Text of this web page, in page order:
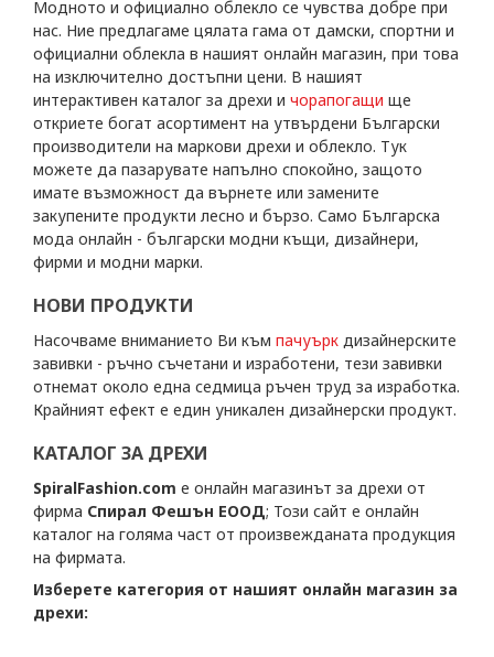
Модното и официално облекло се чувства добре при
нас. Ние предлагаме цялата гама от дамски, спортни и
официални облекла в нашият онлайн магазин, при това
на изключително достъпни цени. В нашият
интерактивен каталог за дрехи и чорапогащи ще
откриете богат асортимент на утвърдени Български
производители на маркови дрехи и облекло. Тук
можете да пазарувате напълно спокойно, защото
имате възможност да върнете или замените
закупените продукти лесно и бързо. Само Българска
мода онлайн - български модни къщи, дизайнери,
фирми и модни марки.
НОВИ ПРОДУКТИ
Насочваме вниманието Ви към пачуърк дизайнерските
завивки - ръчно съчетани и изработени, тези завивки
отнемат около една седмица ръчен труд за изработка.
Крайният ефект е един уникален дизайнерски продукт.
КАТАЛОГ ЗА ДРЕХИ
SpiralFashion.com е онлайн магазинът за дрехи от
фирма Спирал Фешън ЕООД; Този сайт е онлайн
каталог на голяма част от произвежданата продукция
на фирмата.
Изберете категория от нашият онлайн магазин за
дрехи: